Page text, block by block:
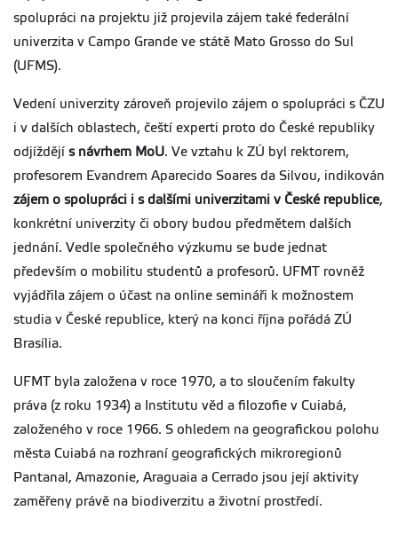
spolupráci na projektu již projevila zájem také federální
univerzita v Campo Grande ve státě Mato Grosso do Sul
(UFMS).
Vedení univerzity zároveň projevilo zájem o spolupráci s ČZU
i v dalších oblastech, čeští experti proto do České republiky
odjíždějí s návrhem MoU. Ve vztahu k ZÚ byl rektorem,
profesorem Evandrem Aparecido Soares da Silvou, indikován
zájem o spolupráci i s dalšími univerzitami v České republice,
konkrétní univerzity či obory budou předmětem dalších
jednání. Vedle společného výzkumu se bude jednat
především o mobilitu studentů a profesorů. UFMT rovněž
vyjádřila zájem o účast na online semináři k možnostem
studia v České republice, který na konci října pořádá ZÚ
Brasília.
UFMT byla založena v roce 1970, a to sloučením fakulty
práva (z roku 1934) a Institutu věd a filozofie v Cuiabá,
založeného v roce 1966. S ohledem na geografickou polohu
města Cuiabá na rozhraní geografických mikroregionů
Pantanal, Amazonie, Araguaia a Cerrado jsou její aktivity
zaměřeny právě na biodiverzitu a životní prostředí.